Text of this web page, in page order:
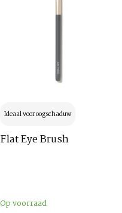
Ideaal voor oogschaduw
Flat Eye Brush
Op voorraad